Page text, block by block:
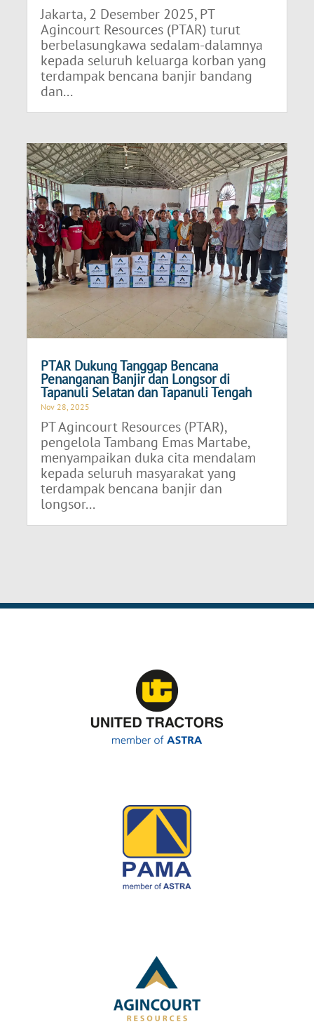
Jakarta, 2 Desember 2025, PT
Agincourt Resources (PTAR) turut
berbelasungkawa sedalam-dalamnya
kepada seluruh keluarga korban yang
terdampak bencana banjir bandang
dan...
PTAR Dukung Tanggap Bencana
Penanganan Banjir dan Longsor di
Tapanuli Selatan dan Tapanuli Tengah
Nov 28, 2025
PT Agincourt Resources (PTAR),
pengelola Tambang Emas Martabe,
menyampaikan duka cita mendalam
kepada seluruh masyarakat yang
terdampak bencana banjir dan
longsor...